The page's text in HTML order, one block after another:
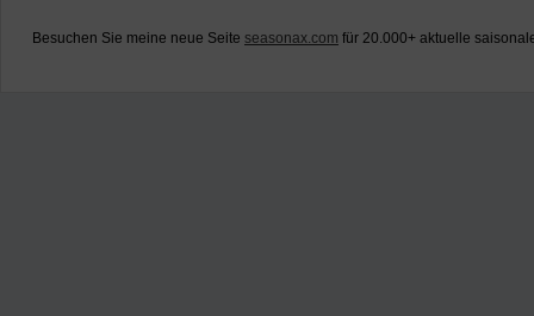
Besuchen Sie meine neue Seite seasonax.com für 20.000+ aktuelle